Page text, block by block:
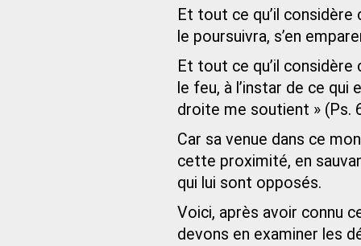
Et tout ce qu’il considère
le poursuivra, s’en
Et tout ce qu’il
le feu, à l’instar de ce
droite me soutient » (Ps.
Car sa venue dans ce
cette proximité, en
qui lui sont opposés.
Voici, après avoir connu
devons en examiner les